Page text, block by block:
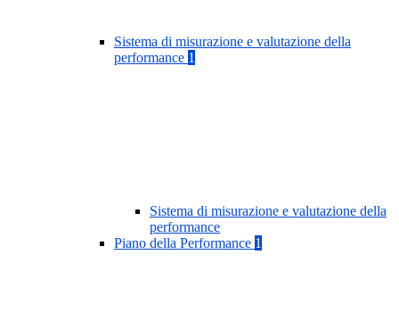
Sistema di misurazione e valutazione della
performance 1
Sistema di misurazione e valutazione della
performance
Piano della Performance 1